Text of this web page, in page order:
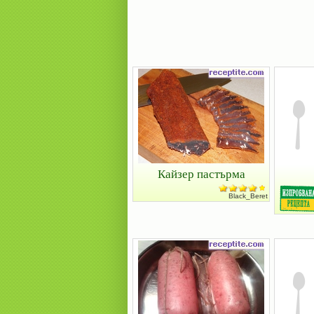
Кайзер пастърма
Black_Beret